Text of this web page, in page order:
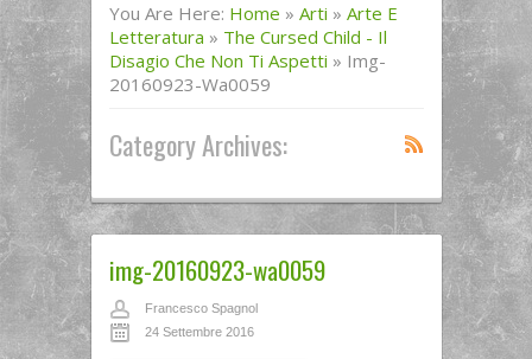
You Are Here: Home » Arti » Arte E
Letteratura » The Cursed Child - Il
Disagio Che Non Ti Aspetti » Img-
20160923-Wa0059
Category Archives:
img-20160923-wa0059
Francesco Spagnol
24 Settembre 2016